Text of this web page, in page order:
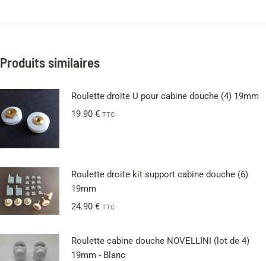
Produits similaires
Roulette droite U pour cabine douche (4) 19mm
19.90 € TTC
Roulette droite kit support cabine douche (6)
19mm
24.90 € TTC
Roulette cabine douche NOVELLINI (lot de 4)
19mm - Blanc